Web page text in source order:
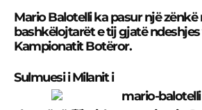
Mario Balotelli ka pasur një zënkë
bashkëlojtarët e tij gjatë
Kampionatit Botëror.
Sulmuesi i Milanit i